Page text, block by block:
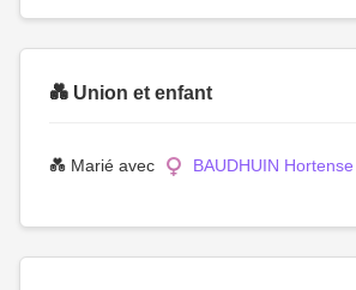
💑 Union et enfant
💑 Marié avec BAUDHUIN Hortense